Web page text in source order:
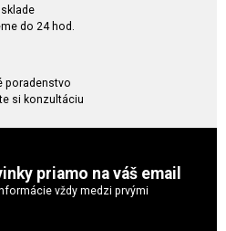
do 24 hod.
poradenstvo
si konzultáciu
priamo na váš email
vždy medzi prvými